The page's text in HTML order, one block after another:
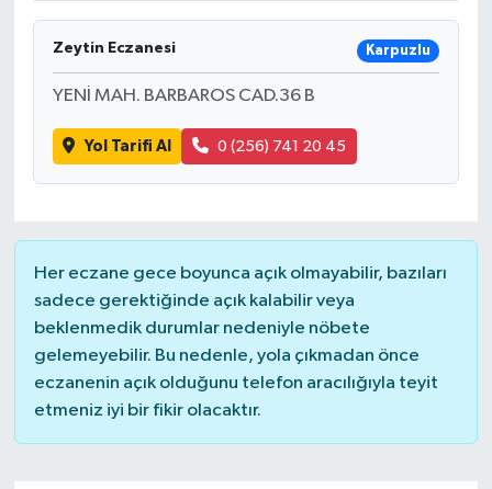
Zeytin Eczanesi Karpuzlu
YENİ MAH. BARBAROS CAD.36 B
Yol Tarifi Al 0 (256) 741 20 45
Her eczane gece boyunca açık olmayabilir, bazıları
sadece gerektiğinde açık kalabilir veya
beklenmedik durumlar nedeniyle nöbete
gelemeyebilir. Bu nedenle, yola çıkmadan önce
eczanenin açık olduğunu telefon aracılığıyla teyit
etmeniz iyi bir fikir olacaktır.
GENEL
GÜNDEM
HABERDE İNSAN
KÜLTÜR SANAT
MAGAZİN
ÖZEL HABER
SAĞLIK